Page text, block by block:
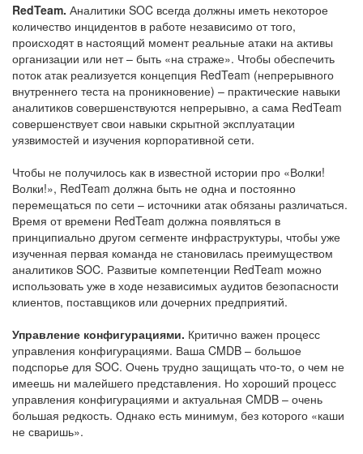
RedTeam. Аналитики SOC всегда должны иметь некоторое
количество инцидентов в работе независимо от того,
происходят в настоящий момент реальные атаки на активы
организации или нет – быть «на страже». Чтобы обеспечить
поток атак реализуется концепция RedTeam (непрерывного
внутреннего теста на проникновение) – практические навыки
аналитиков совершенствуются непрерывно, а сама RedTeam
совершенствует свои навыки скрытной эксплуатации
уязвимостей и изучения корпоративной сети.
Чтобы не получилось как в известной истории про «Волки!
Волки!», RedTeam должна быть не одна и постоянно
перемещаться по сети – источники атак обязаны различаться.
Время от времени RedTeam должна появляться в
принципиально другом сегменте инфраструктуры, чтобы уже
изученная первая команда не становилась преимуществом
аналитиков SOC. Развитые компетенции RedTeam можно
использовать уже в ходе независимых аудитов безопасности
клиентов, поставщиков или дочерних предприятий.
Управление конфигурациями. Критично важен процесс
управления конфигурациями. Ваша CMDB – большое
подспорье для SOC. Очень трудно защищать что-то, о чем не
имеешь ни малейшего представления. Но хороший процесс
управления конфигурациями и актуальная CMDB – очень
большая редкость. Однако есть минимум, без которого «каши
не сваришь».